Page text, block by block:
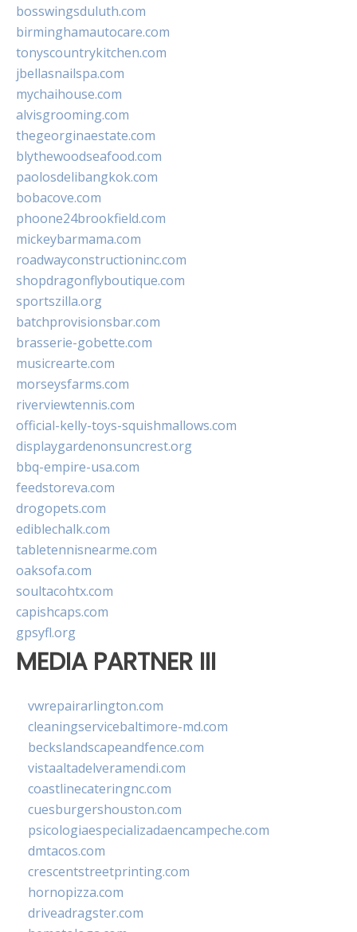
bosswingsduluth.com
birminghamautocare.com
tonyscountrykitchen.com
jbellasnailspa.com
mychaihouse.com
alvisgrooming.com
thegeorginaestate.com
blythewoodseafood.com
paolosdelibangkok.com
bobacove.com
phoone24brookfield.com
mickeybarmama.com
roadwayconstructioninc.com
shopdragonflyboutique.com
sportszilla.org
batchprovisionsbar.com
brasserie-gobette.com
musicrearte.com
morseysfarms.com
riverviewtennis.com
official-kelly-toys-squishmallows.com
displaygardenonsuncrest.org
bbq-empire-usa.com
feedstoreva.com
drogopets.com
ediblechalk.com
tabletennisnearme.com
oaksofa.com
soultacohtx.com
capishcaps.com
gpsyfl.org
MEDIA PARTNER III
vwrepairarlington.com
cleaningservicebaltimore-md.com
beckslandscapeandfence.com
vistaaltadelveramendi.com
coastlinecateringnc.com
cuesburgershouston.com
psicologiaespecializadaencampeche.com
dmtacos.com
crescentstreetprinting.com
hornopizza.com
driveadragster.com